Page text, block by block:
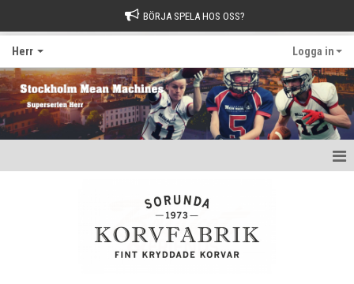
BÖRJA SPELA HOS OSS?
Herr Logga in